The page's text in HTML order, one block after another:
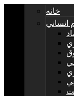
خانه
انساني